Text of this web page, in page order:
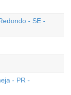
- SE -
- PR -